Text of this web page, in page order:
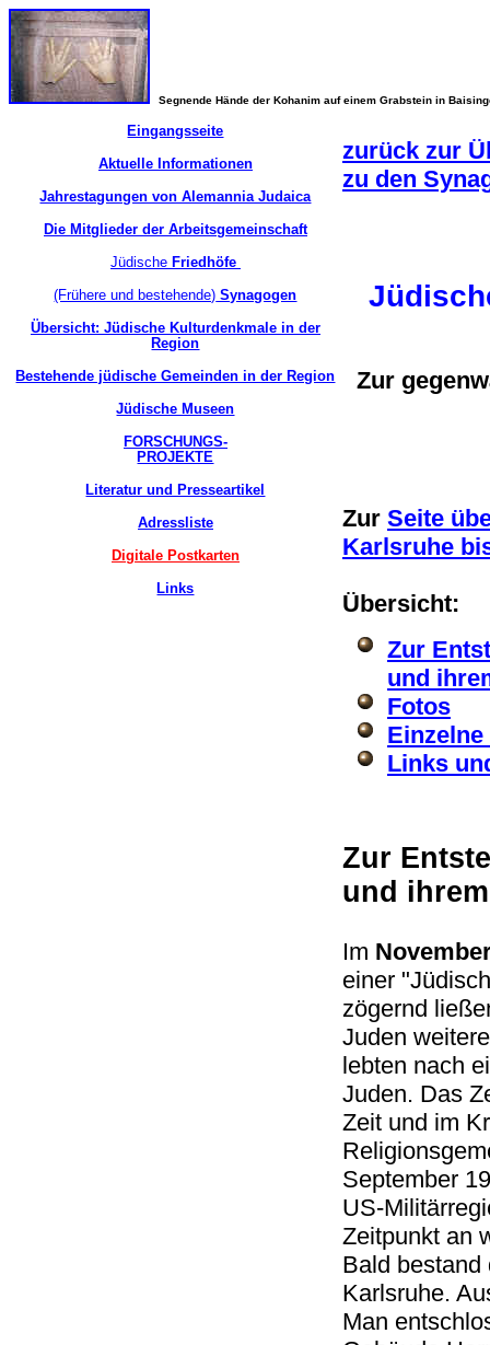
Segnende Hände der Kohanim auf einem Grabstein in
Eingangsseite
Aktuelle Informationen
Jahrestagungen von Alemannia Judaica
Die Mitglieder der Arbeitsgemeinschaft
Jüdische Friedhöfe
(Frühere und bestehende) Synagogen
Übersicht: Jüdische Kulturdenkmale in der
Region
Bestehende jüdische Gemeinden in der Region
Jüdische Museen
FORSCHUNGS-
PROJEKTE
Literatur und Presseartikel
Adressliste
Digitale Postkarten
Links
zurück zur
zu den
Zur
Zur Seite
Karlsruhe
Übersicht:
Zur
und
Fotos
Links
Zur
und
Im
einer
zögernd
Juden
lebten nach
Juden. Das
Zeit und im
September
US-
Zeitpunkt an
Bald bestand
Karlsruhe.
Man